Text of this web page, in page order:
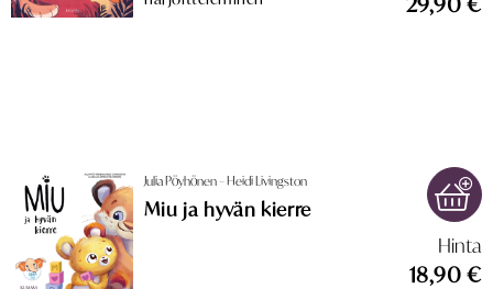
Hinta
18,90 €
Julia Pöyhönen – Heidi Livingston
Miu ja hyvän kierre